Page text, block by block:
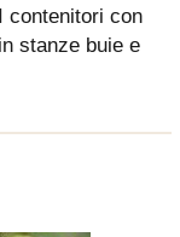
contenitori con
stanze buie e